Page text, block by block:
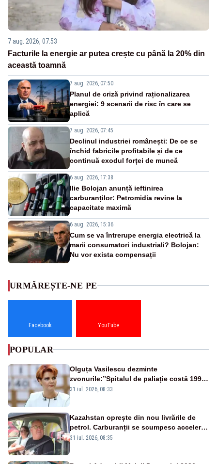
7 aug. 2026, 07:53
Facturile la energie ar putea crește cu până la 20% din
această toamnă
7 aug. 2026, 07:50
Planul de criză privind raționalizarea
energiei: 9 scenarii de risc în care se
aplică
7 aug. 2026, 07:45
Declinul industriei românești: De ce se
închid fabricile profitabile și de ce
continuă exodul forței de muncă
6 aug. 2026, 17:38
Ilie Bolojan anunță ieftinirea
carburanților: Petromidia revine la
capacitate maximă
6 aug. 2026, 15:36
Cum se va întrerupe energia electrică la
marii consumatori industriali? Bolojan:
Nu vor exista compensații
URMĂREȘTE-NE PE
Facebook YouTube
POPULAR
Olguța Vasilescu dezminte
zvonurile:”Spitalul de paliație costă 199
de milioane de euro, nu 500 de milioane”
31 iul. 2026, 08:33
Kazahstan oprește din nou livrările de
petrol. Carburanții se scumpesc accelerat,
iar românii plătesc nota de plată
31 iul. 2026, 08:35